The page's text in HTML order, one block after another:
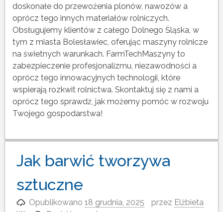
doskonałe do przewożenia plonów, nawozów a
oprócz tego innych materiałów rolniczych.
Obsługujemy klientów z całego Dolnego Śląska, w
tym z miasta Bolesławiec, oferując maszyny rolnicze
na świetnych warunkach. FarmTechMaszyny to
zabezpieczenie profesjonalizmu, niezawodności a
oprócz tego innowacyjnych technologii, które
wspierają rozkwit rolnictwa. Skontaktuj się z nami a
oprócz tego sprawdź, jak możemy pomóc w rozwoju
Twojego gospodarstwa!
Jak barwić tworzywa
sztuczne
Opublikowano18 grudnia, 2025 przez Elżbieta